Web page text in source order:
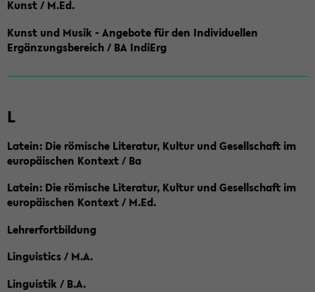
Kunst / M.Ed.
Kunst und Musik - Angebote für den Individuellen
Ergänzungsbereich / BA IndiErg
L
Latein: Die römische Literatur, Kultur und Gesellschaft im
europäischen Kontext / Ba
Latein: Die römische Literatur, Kultur und Gesellschaft im
europäischen Kontext / M.Ed.
Lehrerfortbildung
Linguistics / M.A.
Linguistik / B.A.